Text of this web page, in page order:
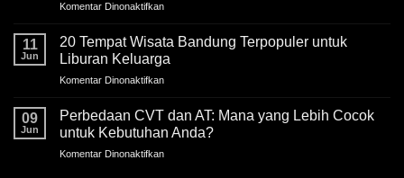
Lagi
Hits
Komentar Dinonaktifkan
Tempat
Ciwidey
Ini
Harga
11
Jun
20 Tempat Wisata Bandung Terpopuler untuk
Liburan Keluarga
Komentar Dinonaktifkan
Tempat
Wisata
Bandung
09
Jun
Perbedaan CVT dan AT: Mana yang Lebih Cocok
untuk Kebutuhan Anda?
Komentar Dinonaktifkan